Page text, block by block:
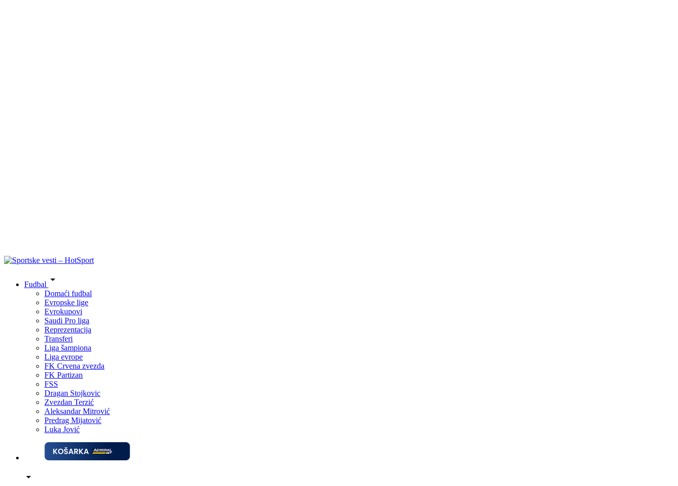
Fudbal
Domaći fudbal
Evropske lige
Evrokupovi
Saudi Pro liga
Reprezentacija
Transferi
Liga šampiona
Liga evrope
FK Crvena zvezda
FK Partizan
FSS
Dragan Stojkovic
Zvezdan Terzić
Aleksandar Mitrović
Predrag Mijatović
Luka Jović